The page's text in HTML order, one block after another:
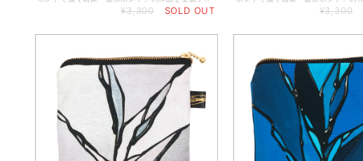
¥3,300 SOLD OUT ¥3,300